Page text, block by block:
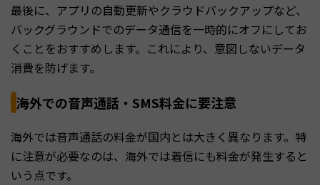
最後に、アプリの自動更新やクラウドバックアップなど、
バックグラウンドでのデータ通信を一時的にオフにしてお
くことをおすすめします。これにより、意図しないデータ
消費を防げます。
海外での音声通話・SMS料金に要注意
海外では音声通話の料金が国内とは大きく異なります。特
に注意が必要なのは、海外では着信にも料金が発生すると
いう点です。